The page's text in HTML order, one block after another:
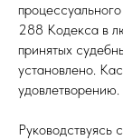
288 Кодекса в
принятых
установлено.
удовлетворению.